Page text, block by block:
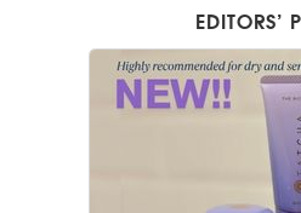
EDITORS’